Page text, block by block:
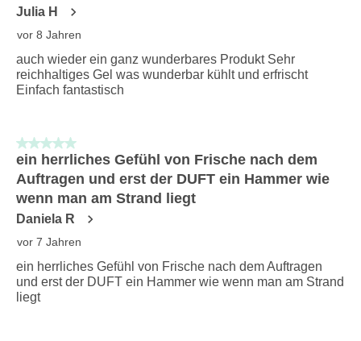
Julia H
vor 8 Jahren
auch wieder ein ganz wunderbares Produkt Sehr
reichhaltiges Gel was wunderbar kühlt und erfrischt
Einfach fantastisch
5 von 5 Sternen.
ein herrliches Gefühl von Frische nach dem
Auftragen und erst der DUFT ein Hammer wie
wenn man am Strand liegt
Daniela R
vor 7 Jahren
ein herrliches Gefühl von Frische nach dem Auftragen
und erst der DUFT ein Hammer wie wenn man am Strand
liegt